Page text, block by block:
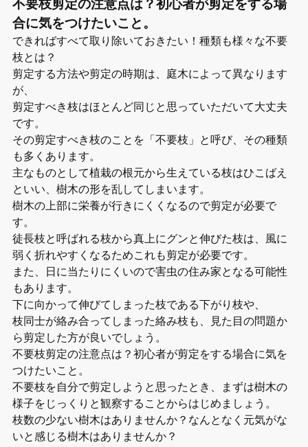
合に気をつけたいこと。
できればすべて取り除いておきたい！種類も様々な不要
枝とは？
剪定する方法や剪定の時期は、庭木によって異なります
が、
剪定すべき枝はほとんど同じと思っていただいて大丈夫
です。
その剪定すべき枝のことを「不要枝」と呼び、その種類
も多くあります。
主なものとして植栽の根元から生えている枝はひこばえ
といい、樹木の形を乱してしまいます。
樹木の上部に栄養が行きにくくなるので剪定が必要で
す。
徒長枝と呼ばれる枝から真上にグンと伸びた枝は、風に
弱く折れやすくなるためこれも剪定が必要です。
また、日に当たりにくいので害虫の住み家となる可能性
もあります。
下に向かって伸びてしまった枝である下がり枝や、
枝同士が絡み合ってしまった絡み枝も、見た目の問題か
ら剪定した方が良いでしょう。
不要枝剪定の注意点は？初心者が剪定をする場合に気を
つけたいこと。
不要枝を自分で剪定しようと思ったとき、まずは樹木の
様子をじっくりと観察することからはじめましょう。
枝数の少ない樹木はありませんか？なんとなく元気がな
いと感じる樹木はありませんか？